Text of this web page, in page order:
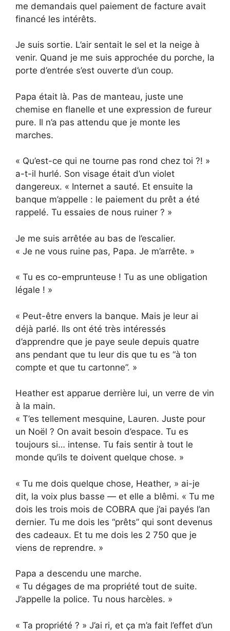
me demandais quel paiement de facture avait
financé les intérêts.
Je suis sortie. L’air sentait le sel et la neige à
venir. Quand je me suis approchée du porche, la
porte d’entrée s’est ouverte d’un coup.
Papa était là. Pas de manteau, juste une
chemise en flanelle et une expression de fureur
pure. Il n’a pas attendu que je monte les
marches.
« Qu’est-ce qui ne tourne pas rond chez toi ?! »
a-t-il hurlé. Son visage était d’un violet
dangereux. « Internet a sauté. Et ensuite la
banque m’appelle : le paiement du prêt a été
rappelé. Tu essaies de nous ruiner ? »
Je me suis arrêtée au bas de l’escalier.
« Je ne vous ruine pas, Papa. Je m’arrête. »
« Tu es co-emprunteuse ! Tu as une obligation
légale ! »
« Peut-être envers la banque. Mais je leur ai
déjà parlé. Ils ont été très intéressés
d’apprendre que je paye seule depuis quatre
ans pendant que tu leur dis que tu es “à ton
compte et que tu cartonne”. »
Heather est apparue derrière lui, un verre de vin
à la main.
« T’es tellement mesquine, Lauren. Juste pour
un Noël ? On avait besoin d’espace. Tu es
toujours si… intense. Tu fais sentir à tout le
monde qu’ils te doivent quelque chose. »
« Tu me dois quelque chose, Heather, » ai-je
dit, la voix plus basse — et elle a blêmi. « Tu me
dois les trois mois de COBRA que j’ai payés l’an
dernier. Tu me dois les “prêts” qui sont devenus
des cadeaux. Et tu me dois les 2 750 que je
viens de reprendre. »
Papa a descendu une marche.
« Tu dégages de ma propriété tout de suite.
J’appelle la police. Tu nous harcèles. »
« Ta propriété ? » J’ai ri, et ça m’a fait l’effet d’un